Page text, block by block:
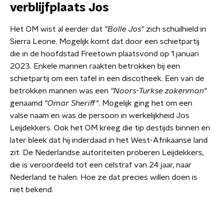
verblijfplaats Jos
Het OM wist al eerder dat "Bolle Jos"zich schuilhield in
Sierra Leone. Mogelijk komt dat door een schietpartij
die in de hoofdstad Freetown plaatsvond op 1 januari
2023. Enkele mannen raakten betrokken bij een
schietpartij om een tafel in een discotheek. Een van de
betrokken mannen was een "Noors-Turkse zakenman"
genaamd "Omar Sheriff". Mogelijk ging het om een
valse naam en was de persoon in werkelijkheid Jos
Leijdekkers. Ook het OM kreeg die tip destijds binnen en
later bleek dat hij inderdaad in het West-Afrikaanse land
zit. De Nederlandse autoriteiten proberen Leijdekkers,
die is veroordeeld tot een celstraf van 24 jaar, naar
Nederland te halen. Hoe ze dat precies willen doen is
niet bekend.